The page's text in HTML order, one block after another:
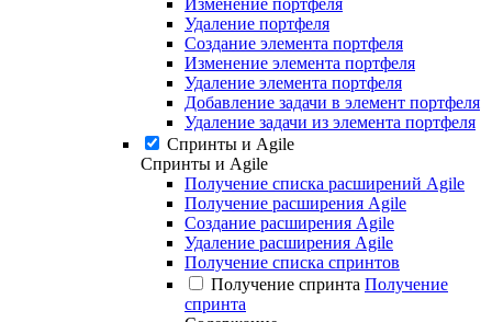
Изменение портфеля
Удаление портфеля
Создание элемента портфеля
Изменение элемента портфеля
Удаление элемента портфеля
Добавление задачи в элемент портфеля
Удаление задачи из элемента портфеля
Спринты и Agile
Спринты и Agile
Получение списка расширений Agile
Получение расширения Agile
Создание расширения Agile
Удаление расширения Agile
Получение списка спринтов
Получение спринта Получение
спринта